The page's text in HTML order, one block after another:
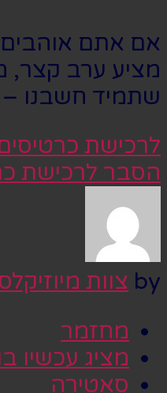
מציע ערב קצר,
שתמיד חשבנו –
לרכישת כרטיסים
הסבר לרכישת
by צוות
מחזמר
מציג עכשיו
סאטירה